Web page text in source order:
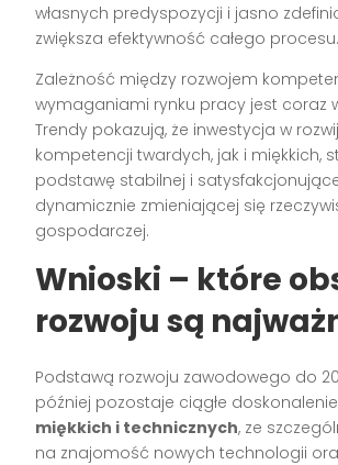
własnych predyspozycji i jasno
zwiększa efektywność całego procesu.
Zależność między rozwojem
wymaganiami rynku pracy jest coraz
Trendy pokazują, że inwestycja w
kompetencji twardych, jak i miękkich,
podstawę stabilnej i
dynamicznie zmieniającej się
gospodarczej.
Wnioski – które
rozwoju są
Podstawą rozwoju zawodowego do
później pozostaje ciągłe doskonalenie
miękkich i technicznych, ze
na znajomość nowych technologii